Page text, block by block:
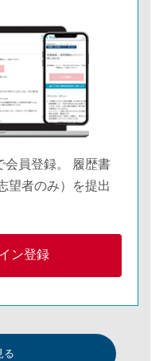
会員登録。 履歴書
望者のみ）を提出
ン登録
る